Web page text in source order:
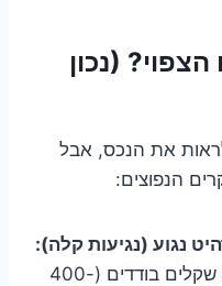
(נכון
את הנכס, אבל
הנפוצים:
נגוע (נגיעות קלה):
יכול להתחיל מכמה מאות שקלים בודדים (400-